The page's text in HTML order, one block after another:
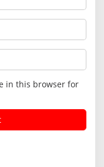
in this browser for